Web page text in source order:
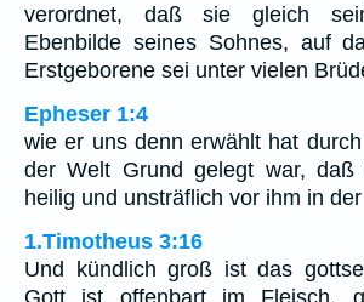
verordnet, daß sie gleich
Ebenbilde seines Sohnes, auf
Erstgeborene sei unter vielen
Epheser 1:4
wie er uns denn erwählt hat
der Welt Grund gelegt war, daß
heilig und unsträflich vor ihm in
1.Timotheus 3:16
Und kündlich groß ist das
Gott ist offenbart im Fleisch,